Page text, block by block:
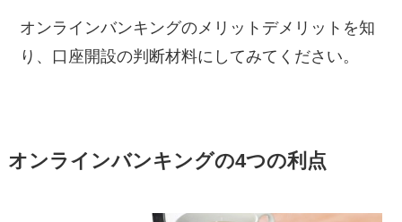
オンラインバンキングのメリットデメリットを知
り、口座開設の判断材料にしてみてください。
オンラインバンキングの4つの利点